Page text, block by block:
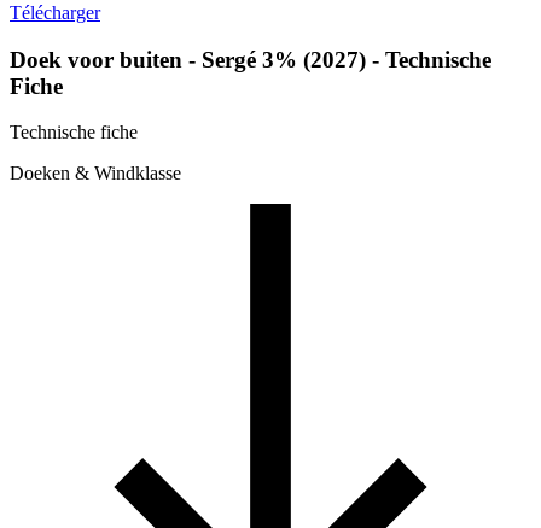
Télécharger
Doek voor buiten - Sergé 3% (2027) - Technische
Fiche
Technische fiche
Doeken & Windklasse